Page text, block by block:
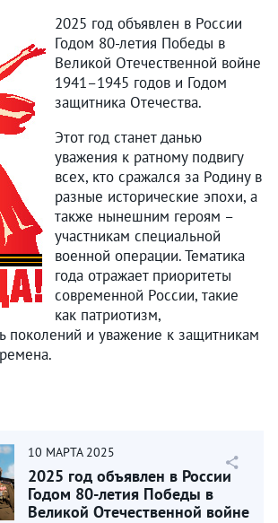
2025 год объявлен в России
Годом 80-летия Победы в
Великой Отечественной войне
1941–1945 годов и Годом
защитника Отечества.
Этот год станет данью
уважения к ратному подвигу
всех, кто сражался за Родину в
разные исторические эпохи, а
также нынешним героям –
участникам специальной
военной операции. Тематика
года отражает приоритеты
современной России, такие
как патриотизм,
поколений и уважение к защитникам
10 МАРТА 2025
2025 год объявлен в России
Годом 80-летия Победы в
Великой Отечественной войне